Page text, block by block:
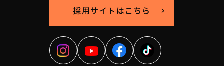
採用サイトはこちら